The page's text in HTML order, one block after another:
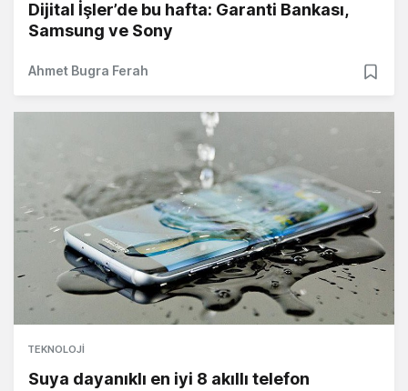
Dijital İşler’de bu hafta: Garanti Bankası,
Samsung ve Sony
Ahmet Bugra Ferah
TEKNOLOJI
Suya dayanıklı en iyi 8 akıllı telefon